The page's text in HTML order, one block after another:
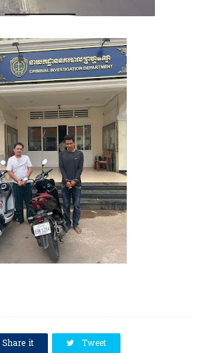
Share it Tweet